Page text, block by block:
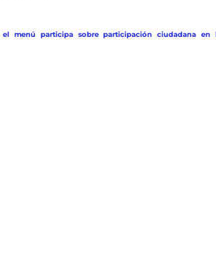
menú participa sobre participación ciudadana